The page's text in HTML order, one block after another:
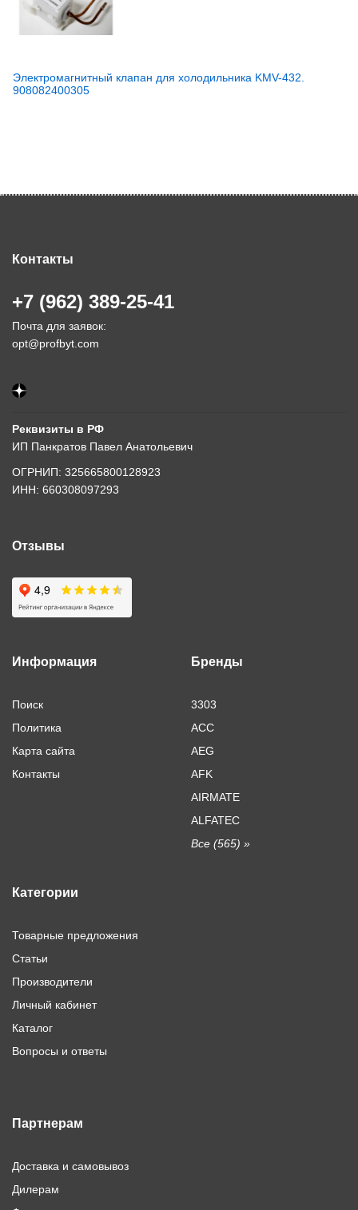
Электромагнитный клапан для холодильника KMV-432.
908082400305
Контакты
+7 (962) 389-25-41
Почта для заявок:
opt@profbyt.com
Реквизиты в РФ
ИП Панкратов Павел Анатольевич
ОГРНИП: 325665800128923
ИНН: 660308097293
Отзывы
Информация
Поиск
Политика
Карта сайта
Контакты
Бренды
3303
ACC
AEG
AFK
AIRMATE
ALFATEC
Все (565) »
Категории
Товарные предложения
Статьи
Производители
Личный кабинет
Каталог
Вопросы и ответы
Партнерам
Доставка и самовывоз
Дилерам